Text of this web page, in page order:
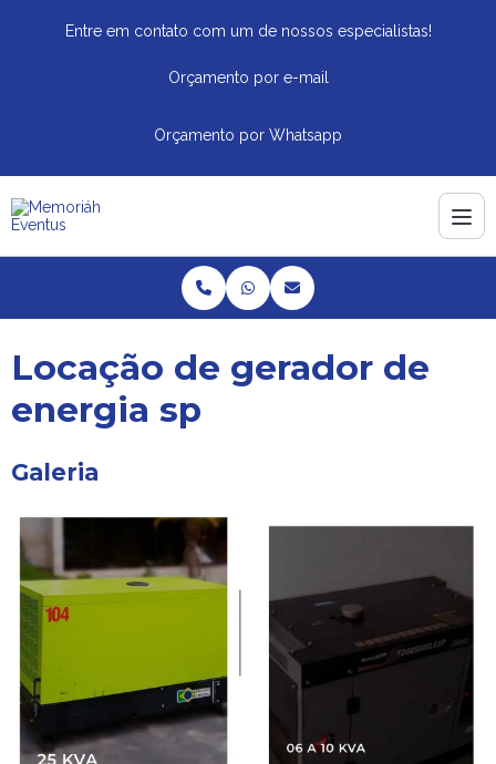
Entre em contato com um de nossos especialistas!
Orçamento por e-mail
Orçamento por Whatsapp
Locação de gerador de
energia sp
Galeria